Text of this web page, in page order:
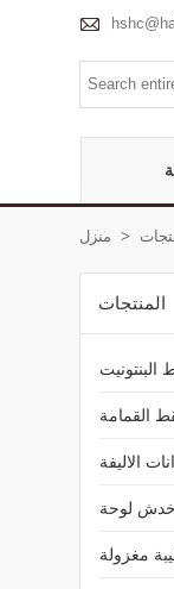

منزل >
المنتجات
البنتونيت
القمامة
الاليفة
لوحة
مغزولة